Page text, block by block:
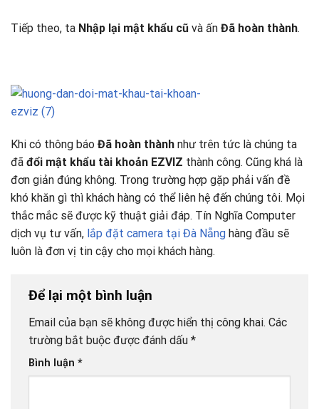
Tiếp theo, ta Nhập lại mật khẩu cũ và ấn Đã hoàn thành.
Khi có thông báo Đã hoàn thành như trên tức là chúng ta
đã đổi mật khẩu tài khoản EZVIZ thành công. Cũng khá là
đơn giản đúng không. Trong trường hợp gặp phải vấn đề
khó khăn gì thì khách hàng có thể liên hệ đến chúng tôi. Mọi
thắc mắc sẽ được kỹ thuật giải đáp. Tín Nghĩa Computer
dịch vụ tư vấn, lắp đặt camera tại Đà Nẵng hàng đầu sẽ
luôn là đơn vị tin cậy cho mọi khách hàng.
Để lại một bình luận
Email của bạn sẽ không được hiển thị công khai. Các
trường bắt buộc được đánh dấu *
Bình luận *